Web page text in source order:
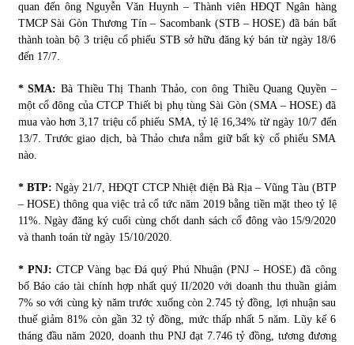
31/05/2022
Phân tích giá tiền điện tử sau ngày thị trường lập kỷ lục
vốn hóa
Chứng khoán ngày 12/10/2021: Top 10 cổ phiếu nổi bật
13/10/2021
Top 10 xe bán chạy nhất tháng 9/2021
13/10/2021
quan đến ông Nguyễn Văn Huynh – Thành viên HĐQT Ngân hàng
TMCP Sài Gòn Thương Tín – Sacombank (STB – HOSE) đã bán bất
thành toàn bộ 3 triệu cổ phiếu STB sở hữu đăng ký bán từ ngày 18/6
đến 17/7.
* SMA: Bà Thiều Thị Thanh Thảo, con ông Thiều Quang Quyền –
một cổ đông của CTCP Thiết bị phụ tùng Sài Gòn (SMA – HOSE) đã
mua vào hơn 3,17 triệu cổ phiếu SMA, tỷ lệ 16,34% từ ngày 10/7 đến
13/7. Trước giao dịch, bà Thảo chưa nắm giữ bất kỳ cổ phiếu SMA
nào.
* BTP: Ngày 21/7, HĐQT CTCP Nhiệt điện Bà Rịa – Vũng Tàu (BTP
– HOSE) thông qua việc trả cổ tức năm 2019 bằng tiền mặt theo tỷ lệ
11%. Ngày đăng ký cuối cùng chốt danh sách cổ đông vào 15/9/2020
và thanh toán từ ngày 15/10/2020.
* PNJ:CTCP Vàng bạc Đá quý Phú Nhuận (PNJ – HOSE) đã công
bố Báo cáo tài chính hợp nhất quý II/2020 với doanh thu thuần giảm
7% so với cùng kỳ năm trước xuống còn 2.745 tỷ đồng, lợi nhuận sau
thuế giảm 81% còn gần 32 tỷ đồng, mức thấp nhất 5 năm. Lũy kế 6
tháng đầu năm 2020, doanh thu PNJ đạt 7.746 tỷ đồng, tương đương